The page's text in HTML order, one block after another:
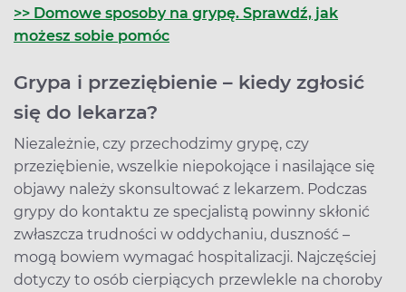
>> Domowe sposoby na grypę. Sprawdź, jak
możesz sobie pomóc
Grypa i przeziębienie – kiedy zgłosić
się do lekarza?
Niezależnie, czy przechodzimy grypę, czy
przeziębienie, wszelkie niepokojące i nasilające się
objawy należy skonsultować z lekarzem. Podczas
grypy do kontaktu ze specjalistą powinny skłonić
zwłaszcza trudności w oddychaniu, duszność –
mogą bowiem wymagać hospitalizacji. Najczęściej
dotyczy to osób cierpiących przewlekle na choroby